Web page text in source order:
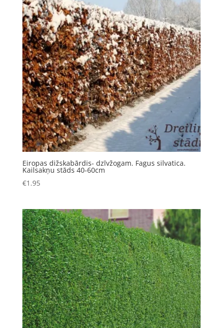
Eiropas dižskabārdis- dzīvžogam. Fagus silvatica.
Kailsakņu stāds 40-60cm
€1.95